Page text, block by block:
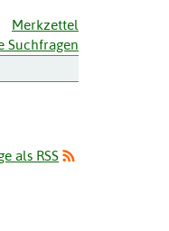
Merkzettel
Suchfragen
als RSS